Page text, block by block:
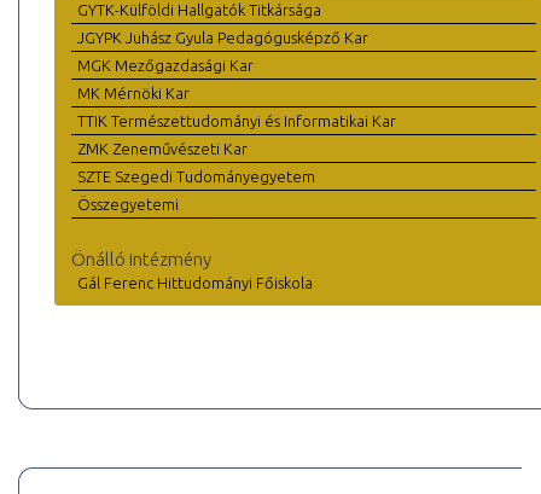
GYTK-Külföldi Hallgatók Titkársága
JGYPK Juhász Gyula Pedagógusképző Kar
MGK Mezőgazdasági Kar
MK Mérnöki Kar
TTIK Természettudományi és Informatikai Kar
ZMK Zeneművészeti Kar
SZTE Szegedi Tudományegyetem
Összegyetemi
Önálló intézmény
Gál Ferenc Hittudományi Főiskola